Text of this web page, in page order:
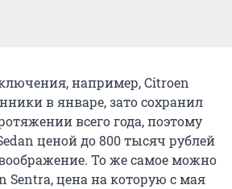
например, Citroen
в январе, зато сохранил
всего года, поэтому
ценой до 800 тысяч рублей
То же самое можно
Sentra, цена на которую с мая